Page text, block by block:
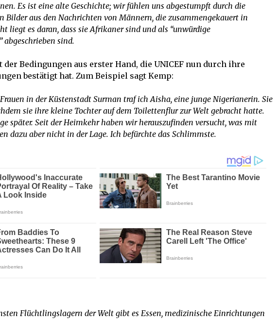
Es ist eine alte Geschichte; wir fühlen uns abgestumpft durch die
aus den Nachrichten von Männern, die zusammengekauert in
liegt es daran, dass sie Afrikaner sind und als “unwürdige
sind.
der Bedingungen aus erster Hand, die UNICEF nun durch ihre
bestätigt hat. Zum Beispiel sagt Kemp:
in der Küstenstadt Surman traf ich Aisha, eine junge Nigerianerin. Sie
sie ihre kleine Tochter auf dem Toilettenflur zur Welt gebracht hatte.
später. Seit der Heimkehr haben wir herauszufinden versucht, was mit
dazu aber nicht in der Lage. Ich befürchte das Schlimmste.
Flüchtlingslagern der Welt gibt es Essen, medizinische Einrichtungen